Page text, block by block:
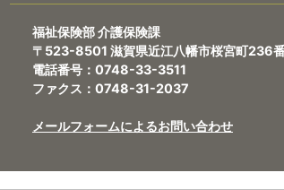
福祉保険部 介護保険課
〒523-8501 滋賀県近江八幡市桜宮町236
電話番号：0748-33-3511
ファクス：0748-31-2037
メールフォームによるお問い合わせ